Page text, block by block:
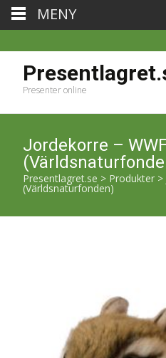
Presenter online
Jordekorre –
Presentlagret.se > Produkter >
(Världsnaturfonden)
MENY